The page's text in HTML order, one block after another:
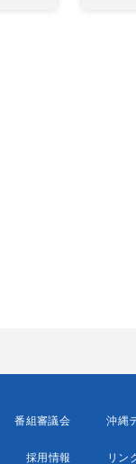
番組審議会 沖縄
採用情報 リン